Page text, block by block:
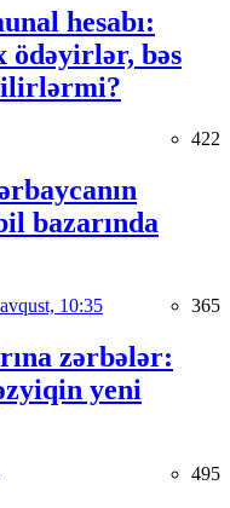
hesabı:
ödəyirlər, bəs
422
bazarında
10:35 365
zərbələr:
yeni
495